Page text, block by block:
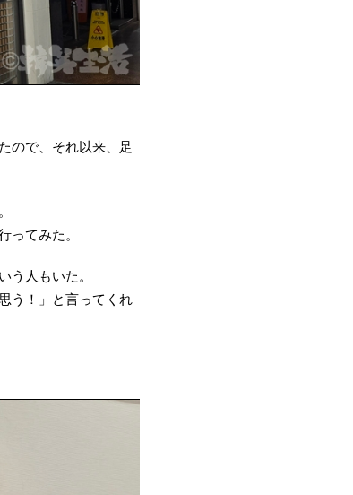
ので、それ以来、足
ってみた。
う人もいた。
う！」と言ってくれ